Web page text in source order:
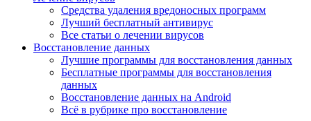
Средства удаления вредоносных программ
Лучший бесплатный антивирус
Все статьи о лечении вирусов
Восстановление данных
Лучшие программы для восстановления данных
Бесплатные программы для восстановления
данных
Восстановление данных на Android
Всё в рубрике про восстановление